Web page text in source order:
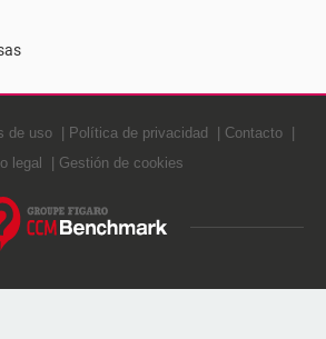
de uso Política de privacidad
Contacto
legal
Gestión de cookies